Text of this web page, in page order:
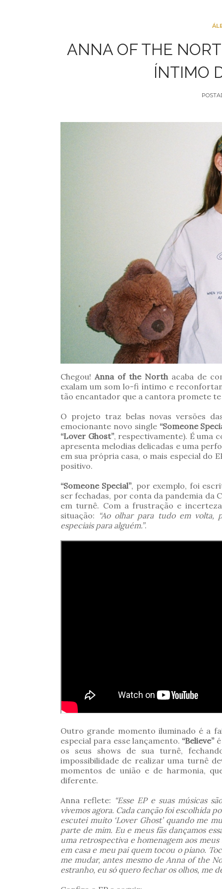
ANNA OF THE
ÍNTIMO
Chegou!Anna of the Northacaba de
exalam um som lo-fi íntimo e
tão encantador que a cantora promete
O projeto traz belas novas versões
emocionante novo single “Someone
“Lover Ghost”, respectivamente). É uma
apresenta melodias delicadas e uma
em sua própria casa, o mais especial do
positivo.
“Someone Special”, por exemplo, foi
ser fechadas, por conta da pandemia da
em turnê. Com a frustração e
situação: “Ao olhar para tudo em volta,
especiais para alguém.”.
Outro grande momento iluminado é a
especial para esse lançamento. “Believe”é
os seus shows de sua turnê,
impossibilidade de realizar uma turnê
momentos de união e de harmonia,
diferente.
Anna reflete: “Esse EP e suas músicas
vivemos agora. Cada canção foi escolhida
escutei muito ‘Lover Ghost’ quando me
parte de mim. Eu e meus fãs dançamos
uma retrospectiva e homenagem aos
em casa e meu pai quem tocou o piano.
me mudar, antes mesmo de Anna of the
estranho, eu só quero fechar os olhos, me